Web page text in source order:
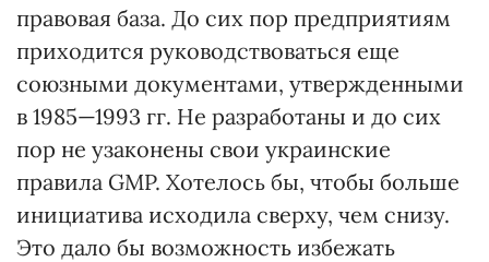
правовая база. До сих пор предприятиям
приходится руководствоваться еще
союзными документами, утвержденными
в 1985—1993 гг. Не разработаны и до сих
пор не узаконены свои украинские
правила GMP. Хотелось бы, чтобы больше
инициатива исходила сверху, чем снизу.
Это дало бы возможность избежать